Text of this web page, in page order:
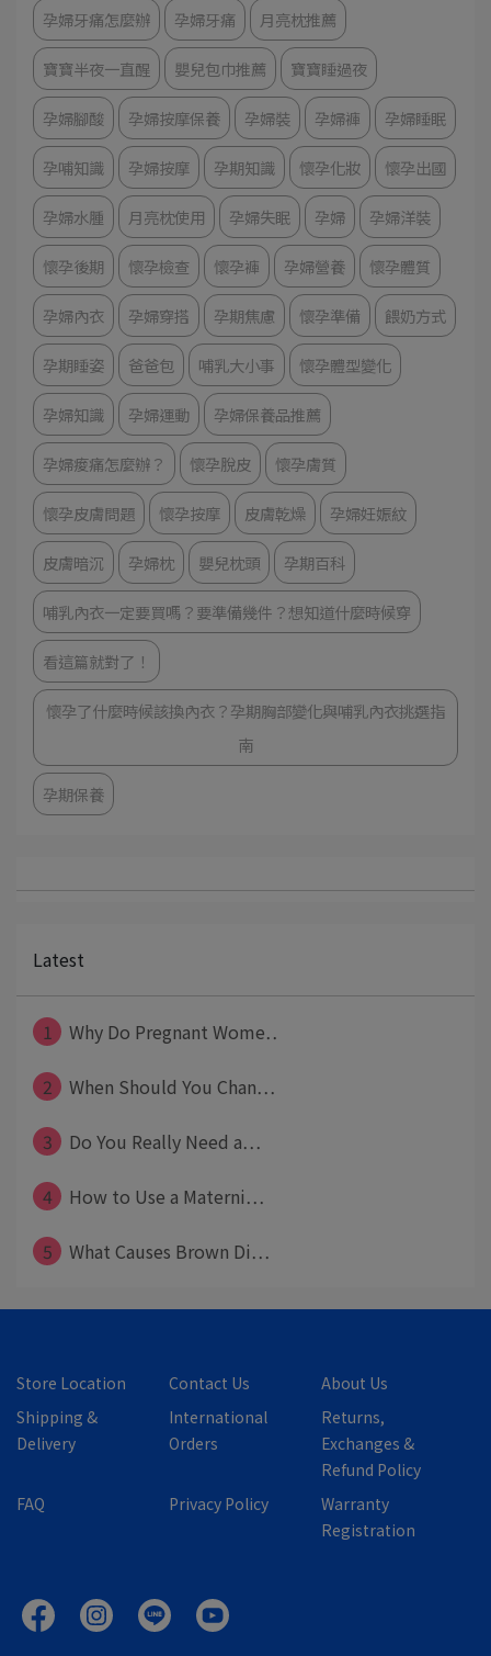
孕婦牙痛怎麼辦 孕婦牙痛 月亮枕推薦
寶寶半夜一直醒 嬰兒包巾推薦 寶寶睡過夜
孕婦腳酸 孕婦按摩保養 孕婦裝 孕婦褲 孕婦睡眠
孕哺知識 孕婦按摩 孕期知識 懷孕化妝 懷孕出國
孕婦水腫 月亮枕使用 孕婦失眠 孕婦 孕婦洋裝
懷孕後期 懷孕檢查 懷孕褲 孕婦營養 懷孕體質
孕婦內衣 孕婦穿搭 孕期焦慮 懷孕準備 餵奶方式
孕期睡姿 爸爸包 哺乳大小事 懷孕體型變化
孕婦知識 孕婦運動 孕婦保養品推薦
孕婦痠痛怎麼辦？ 懷孕脫皮 懷孕膚質
懷孕皮膚問題 懷孕按摩 皮膚乾燥 孕婦妊娠紋
皮膚暗沉 孕婦枕 嬰兒枕頭 孕期百科
哺乳內衣一定要買嗎？要準備幾件？想知道什麼時候穿
看這篇就對了！
懷孕了什麼時候該換內衣？孕期胸部變化與哺乳內衣挑選指
南
孕期保養
Latest
1 Why Do Pregnant Wome⋯
2 When Should You Chan⋯
3 Do You Really Need a⋯
4 How to Use a Materni⋯
5 What Causes Brown Di⋯
Store Location Contact Us
About Us
Shipping &
Delivery
International
Orders
Returns,
Exchanges &
Refund Policy
FAQ
Privacy Policy
Warranty
Registration